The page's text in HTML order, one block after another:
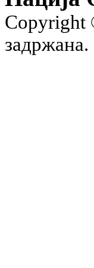
Copyright
задржана.